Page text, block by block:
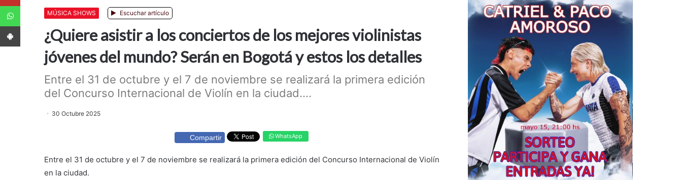
MÚSICA SHOWS Escuchar artículo
¿Quiere asistir a los conciertos de los mejores violinistas
jóvenes del mundo? Serán en Bogotá y estos los detalles
Entre el 31 de octubre y el 7 de noviembre se realizará la primera edición
del Concurso Internacional de Violín en la ciudad....
30 Octubre 2025
Compartir WhatsApp
Entre el 31 de octubre y el 7 de noviembre se realizará la primera edición del Concurso Internacional de Violín
en la ciudad.
WhatsApp